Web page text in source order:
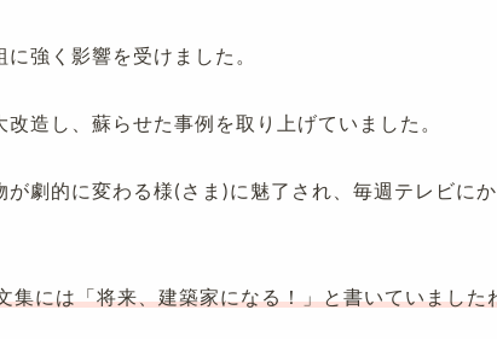
強く影響を受けました。
造し、蘇らせた事例を取り上げていました。
が劇的に変わる様(さま)に魅了され、毎週テレビに
集には「将来、建築家になる！」と書いていました